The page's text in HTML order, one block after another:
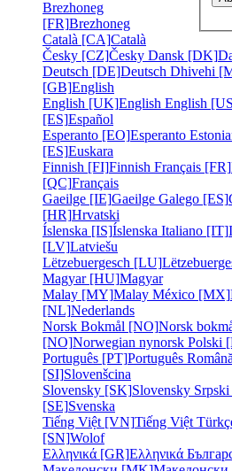
Brezhoneg
[FR]Brezhoneg
Català [CA]Català
Česky [CZ]Česky Dansk [DK]
Deutsch [DE]Deutsch Dhivehi
[GB]English
English [UK]English English
[ES]Español
Esperanto [EO]Esperanto
[ES]Euskara
Finnish [FI]Finnish Français [FR]
[QC]Français
Gaeilge [IE]Gaeilge Galego [ES]
[HR]Hrvatski
Íslenska [IS]Íslenska Italiano [IT]
[LV]Latviešu
Lëtzebuergesch [LU]
Magyar [HU]Magyar
Malay [MY]Malay México [MX]
[NL]Nederlands
Norsk Bokmål [NO]Norsk
[NO]Norwegian nynorsk Polski
Português [PT]Português
[SI]Slovenšcina
Slovensky [SK]Slovensky
[SE]Svenska
Tiếng Việt [VN]Tiếng Việt
[SN]Wolof
Ελληνικά [GR]Ελληνικά